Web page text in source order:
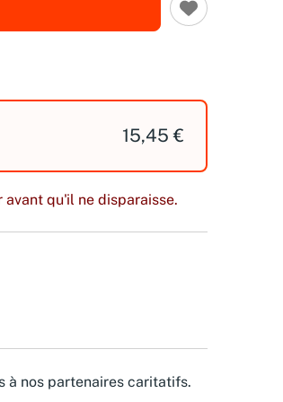
15,45 €
qu'il ne disparaisse.
à nos partenaires caritatifs.